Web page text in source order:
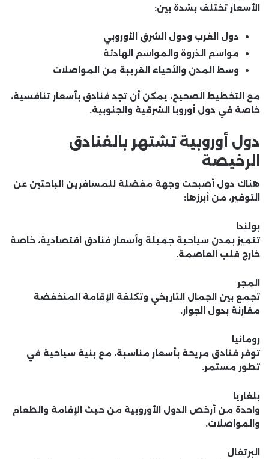
الأسعار تختلف بشدة بين:
دول الغرب ودول الشرق الأوروبي
مواسم الذروة والمواسم الهادئة
وسط المدن والأحياء القريبة من المواصلات
مع التخطيط الصحيح، يمكن أن تجد فنادق بأسعار تنافسية،
خاصة في دول أوروبا الشرقية والجنوبية.
دول أوروبية تشتهر بالفنادق
الرخيصة
هناك دول أصبحت وجهة مفضلة للمسافرين الباحثين عن
التوفير، من أبرزها:
بولندا
تتميز بمدن سياحية جميلة وأسعار فنادق اقتصادية، خاصة
خارج قلب العاصمة.
المجر
تجمع بين الجمال التاريخي وتكلفة الإقامة المنخفضة
مقارنة بدول الجوار.
رومانيا
توفر فنادق مريحة بأسعار مناسبة، مع بنية سياحية في
تطور مستمر.
بلغاريا
واحدة من أرخص الدول الأوروبية من حيث الإقامة والطعام
والمواصلات.
البرتغال